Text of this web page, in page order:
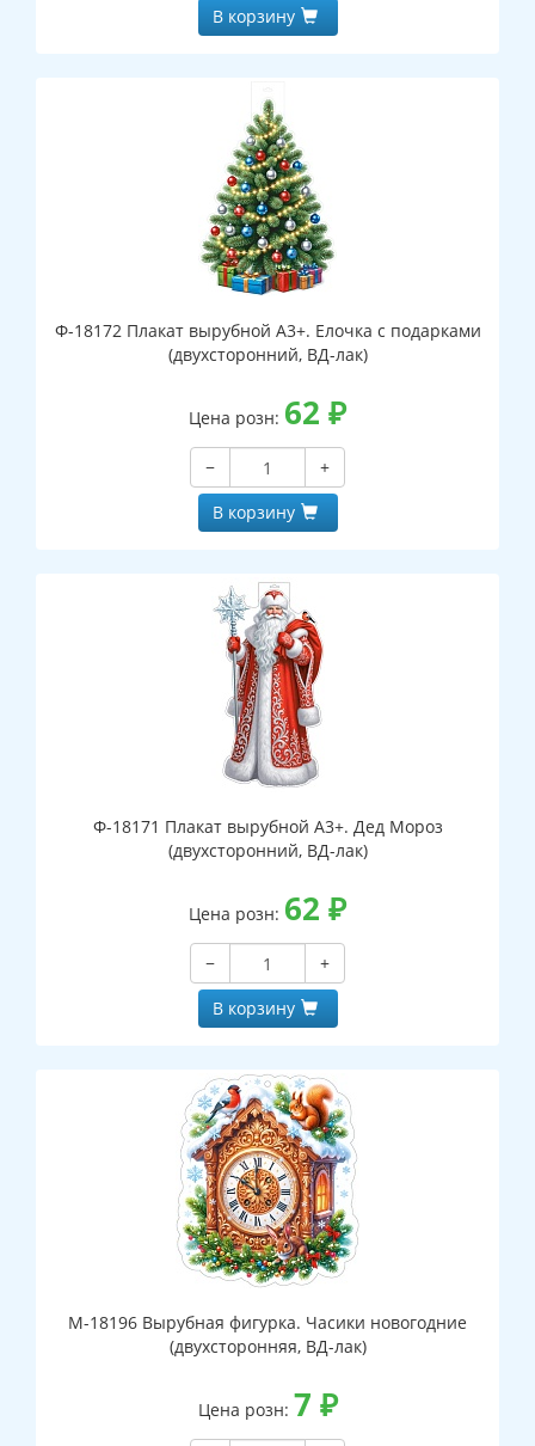
В корзину
Ф-18172 Плакат вырубной А3+. Елочка с подарками
(двухсторонний, ВД-лак)
Цена розн: 62 ₽
−
+
В корзину
Ф-18171 Плакат вырубной А3+. Дед Мороз
(двухсторонний, ВД-лак)
Цена розн: 62 ₽
−
+
В корзину
М-18196 Вырубная фигурка. Часики новогодние
(двухсторонняя, ВД-лак)
Цена розн: 7 ₽